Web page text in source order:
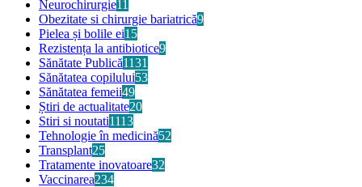
Neurochirurgie11
Obezitate si chirurgie bariatrică9
Pielea și bolile ei15
Rezistența la antibiotice9
Sănătate Publică1131
Sănătatea copilului53
Sănătatea femeii49
Știri de actualitate20
Stiri si noutati1113
Tehnologie în medicină52
Transplant25
Tratamente inovatoare32
Vaccinarea234